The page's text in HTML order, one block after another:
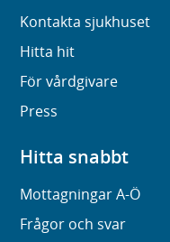
Kontakta sjukhuset
Hitta hit
För vårdgivare
Press
Hitta snabbt
Mottagningar A-Ö
Frågor och svar